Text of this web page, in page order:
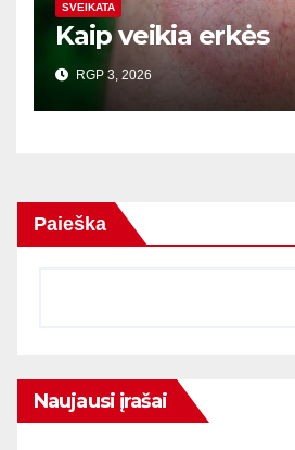
SVEIKATA
Kaip veikia erkės
RGP 3, 2026
Paieška
Naujausi įrašai